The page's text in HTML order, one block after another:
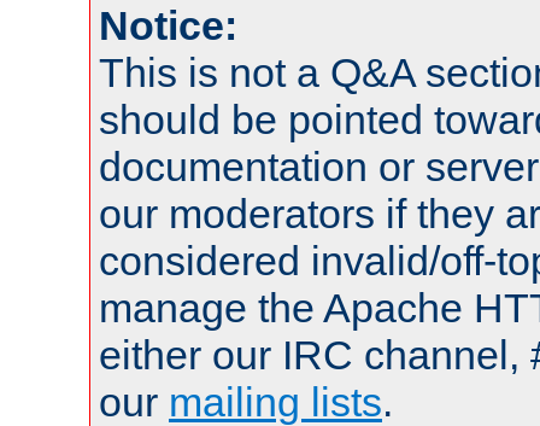
Notice:
This is not a Q&A
should be pointed
documentation or
our moderators if they
considered invalid/off-
manage the Apache
either our IRC channel,
our mailing lists.